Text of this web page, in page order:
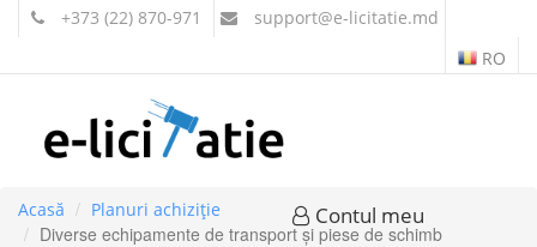
+373 (22) 870-971 support@e-licitatie.md
RO
Contul meu
Acasă Planuri achiziție
Diverse echipamente de transport şi piese de schimb